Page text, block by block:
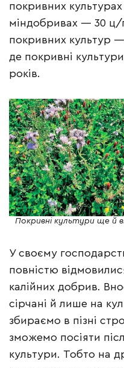
покривних
міндобривах — 30 ц/
покривних культур
де покривні
років.
Покривні культури ще й
У своєму
повністю
калійних добрив.
сірчані й лише на
збираємо в пізні
зможемо посіяти
культури. Тобто на